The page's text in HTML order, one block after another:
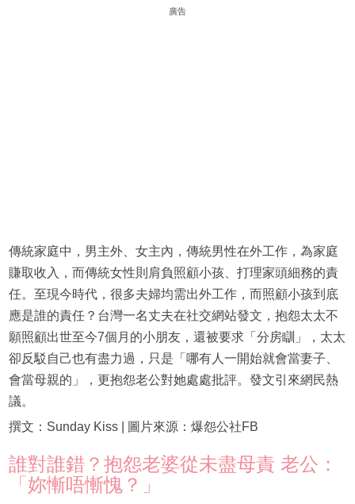
廣告
傳統家庭中，男主外、女主內，傳統男性在外工作，為家庭
賺取收入，而傳統女性則肩負照顧小孩、打理家頭細務的責
任。至現今時代，很多夫婦均需出外工作，而照顧小孩到底
應是誰的責任？台灣一名丈夫在社交網站發文，抱怨太太不
願照顧出世至今7個月的小朋友，還被要求「分房瞓」，太太
卻反駁自己也有盡力過，只是「哪有人一開始就會當妻子、
會當母親的」，更抱怨老公對她處處批評。發文引來網民熱
議。
撰文：Sunday Kiss | 圖片來源：爆怨公社FB
誰對誰錯？抱怨老婆從未盡母責 老公：
「妳慚唔慚愧？」